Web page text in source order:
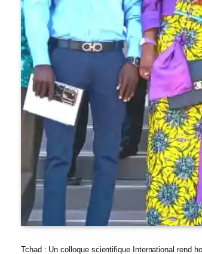
Tchad : Un colloque scientifique International rend